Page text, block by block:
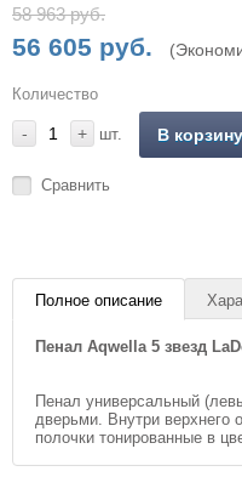
58 963 руб.
56 605 руб.
Количество
- + шт. В корзину
Сравнить
Полное описание
Пенал Aqwella 5 звезд
Пенал универсальный
дверьми. Внутри верхнего
полочки тонированные в